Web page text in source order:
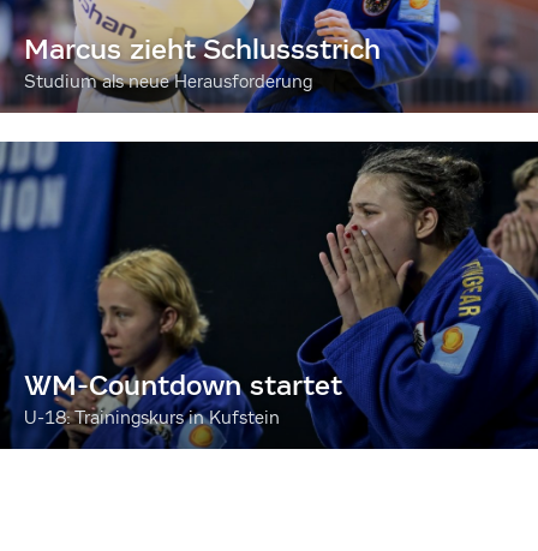
Marcus zieht Schlussstrich
Studium als neue Herausforderung
WM-Countdown startet
U-18: Trainingskurs in Kufstein